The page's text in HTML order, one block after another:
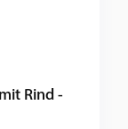
Rind -